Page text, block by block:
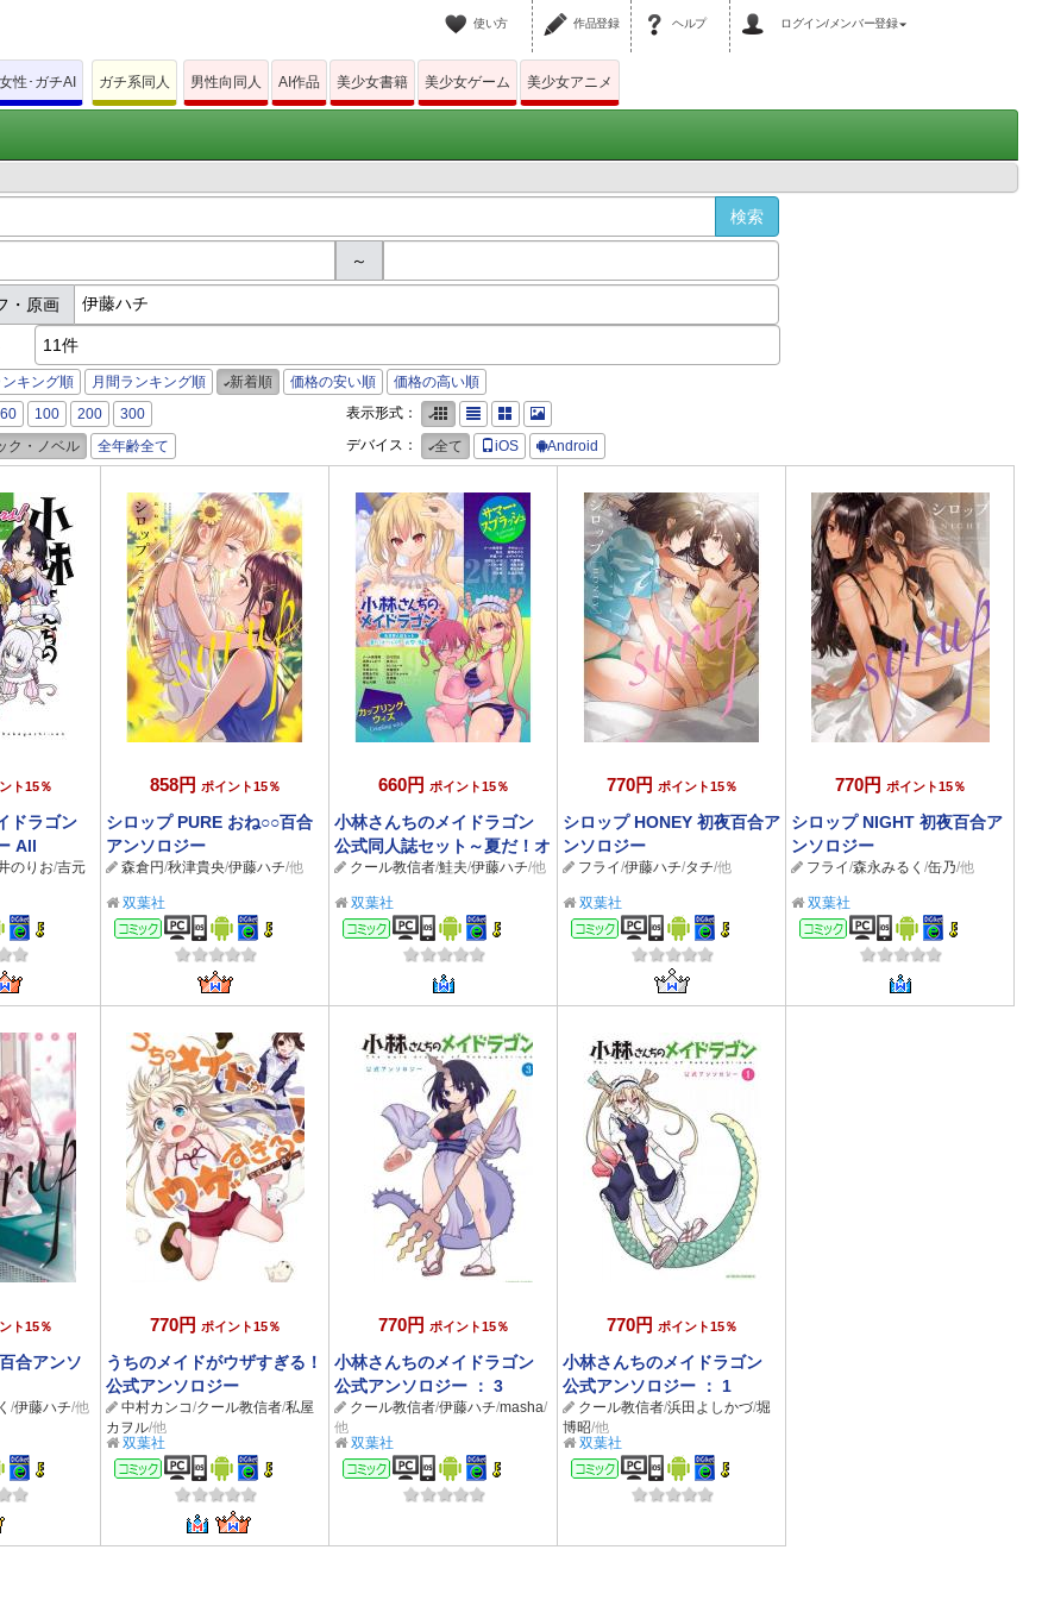
使い方 作品登録 ヘルプ ログイン/メンバー登録
女性･ガチAI ガチ系同人 男性向同人 AI作品 美少女書籍 美少女ゲーム 美少女アニメ
～
・原画
11件
キング順 月間ランキング順 新着順 価格の安い順
価格の高い順
60 100 200 300
表示形式：
ク・ノベル 全年齢全て デバイス： 全て iOS Android
ト15％
ドラゴン
All
のりお/吉元
858円 ポイント15％
シロップ PURE おね○○百合
アンソロジー
森倉円/秋津貴央/伊藤ハチ/他
双葉社
コミック
660円 ポイント15％
小林さんちのメイドラゴン
公式同人誌セット～夏だ！オ
ールスターお祭り騒ぎ～
【電子限定クール教信者描き
下ろし付】
クール教信者/鮭夫/伊藤ハチ/他
双葉社
コミック
770円 ポイント15％
シロップ HONEY 初夜百合ア
ンソロジー
フライ/伊藤ハチ/タチ/他
双葉社
コミック
770円 ポイント15％
シロップ NIGHT 初夜百合ア
ンソロジー
フライ/森永みるく /缶乃/他
双葉社
コミック
ト15％
合アンソ
/伊藤ハチ/他
770円 ポイント15％
うちのメイドがウザすぎる！
公式アンソロジー
中村カンコ/クール教信者/私屋
カヲル/他
双葉社
コミック
770円 ポイント15％
小林さんちのメイドラゴン
公式アンソロジー ： 3
クール教信者/伊藤ハチ/masha/
他
双葉社
コミック
770円 ポイント15％
小林さんちのメイドラゴン
公式アンソロジー ： 1
クール教信者/浜田よしかづ/堀
博昭/他
双葉社
コミック